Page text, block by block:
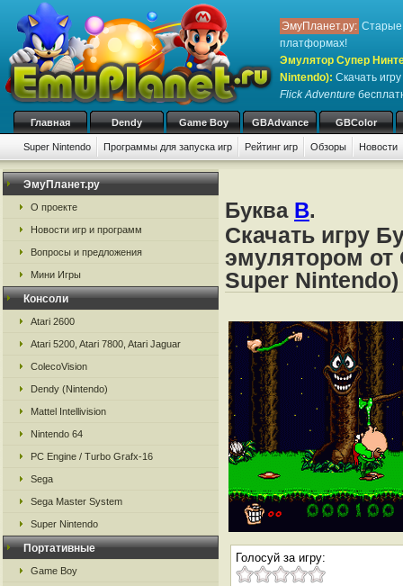
ЭмуПланет.ру: Старые
платформах!
Эмулятор Супер
Nintendo): Скачать игру
Flick Adventure
Главная Dendy Game Boy GBAdvance GBColor
Super Nintendo Программы для запуска игр Рейтинг игр Обзоры Новости
Игры: # A B C D E F G H I
ЭмуПланет.ру
О проекте
Новости игр и программ
Вопросы и предложения
Мини Игры
Консоли
Atari 2600
Atari 5200, Atari 7800, Atari Jaguar
ColecoVision
Dendy (Nintendo)
Mattel Intellivision
Nintendo 64
PC Engine / Turbo Grafx-16
Sega
Sega Master System
Super Nintendo
Портативные
Game Boy
Буква B.
Скачать игру
эмулятором от
Super Nintendo)
Голосуй за игру: